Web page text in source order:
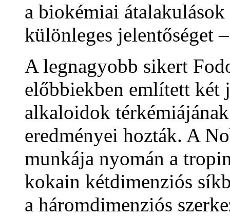
a biokémiai átalakulások
különleges jelentőséget
A legnagyobb sikert
előbbiekben említett két
alkaloidok
eredményei hozták. A
munkája nyomán a
kokain kétdimenziós
a háromdimenziós